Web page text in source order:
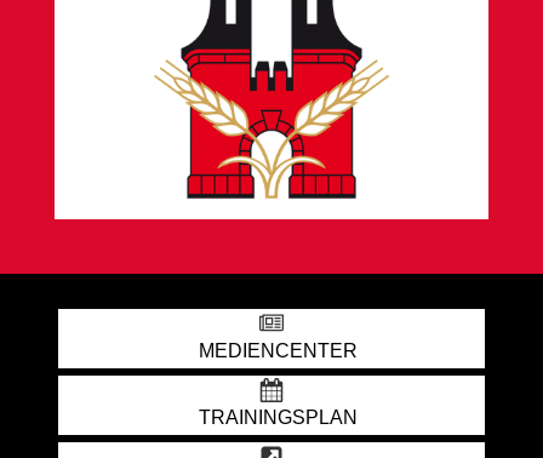
MEDIENCENTER
TRAININGSPLAN